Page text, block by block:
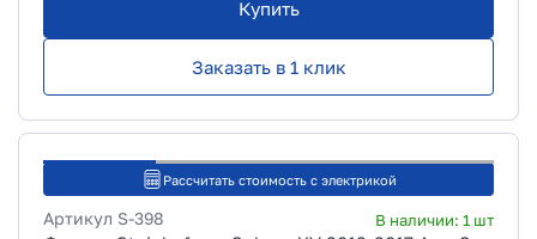
Купить
Заказать в 1 клик
Рассчитать стоимость с электрикой
Артикул S-398 В наличии: 1 шт